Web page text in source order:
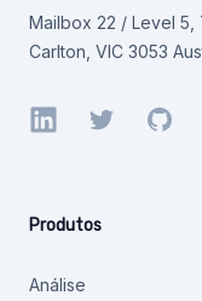
Mailbox 22 / Level 5,
Carlton, VIC 3053
LinkedInTwitter
Produtos
Análise